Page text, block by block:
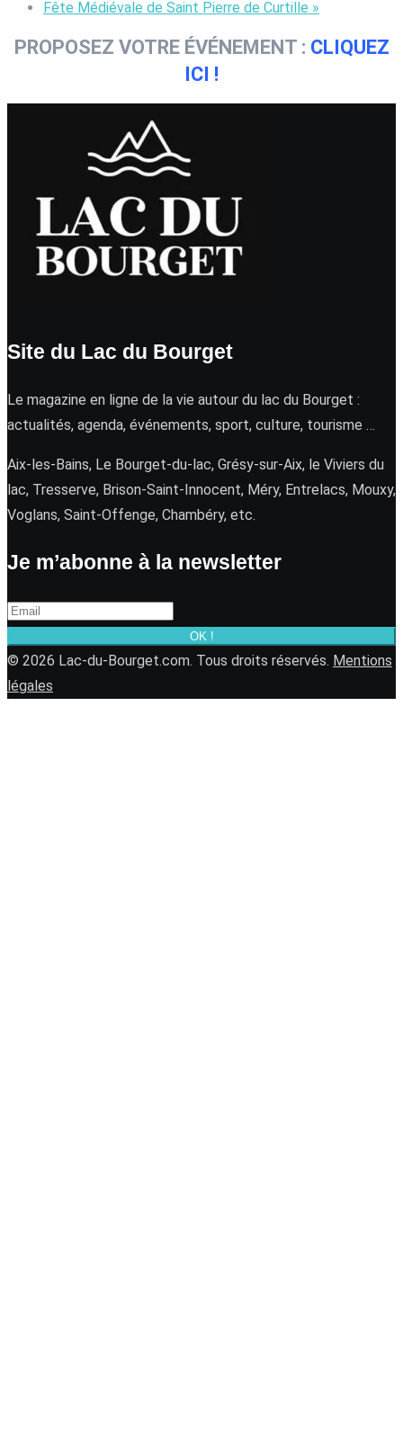
Fête Médiévale de Saint Pierre de Curtille »
PROPOSEZ VOTRE ÉVÉNEMENT : CLIQUEZ
ICI !
Site du Lac du Bourget
Le magazine en ligne de la vie autour du lac du Bourget :
actualités, agenda, événements, sport, culture, tourisme …
Aix-les-Bains, Le Bourget-du-lac, Grésy-sur-Aix, le Viviers du
lac, Tresserve, Brison-Saint-Innocent, Méry, Entrelacs, Mouxy,
Voglans, Saint-Offenge, Chambéry, etc.
Je m’abonne à la newsletter
OK !
© 2026 Lac-du-Bourget.com. Tous droits réservés. Mentions
légales